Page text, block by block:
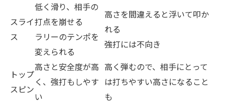
スライ
ス
低く滑り、相手の
打点を崩せる
ラリーのテンポを
変えられる
高さを間違えると浮いて叩か
れる
強打には不向き
トップ
スピン
高さと安全度が高
く、強打もしやす
い
高く弾むので、相手にとって
は打ちやすい高さになること
も